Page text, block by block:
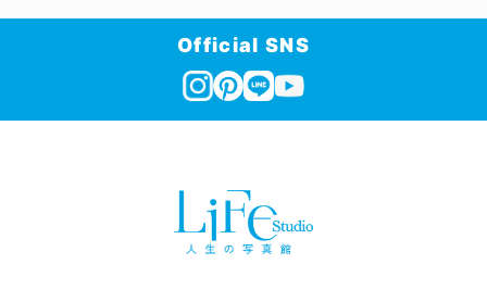
Official SNS